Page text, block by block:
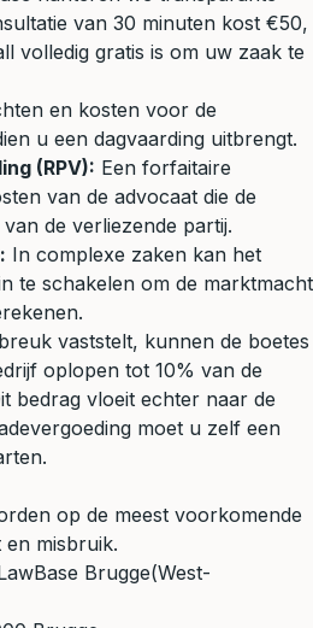
van 30 minuten kost €50,
volledig gratis is om uw zaak te
en kosten voor de
u een dagvaarding uitbrengt.
(RPV): Een forfaitaire
van de advocaat die de
de verliezende partij.
In complexe zaken kan het
te schakelen om de marktmacht
vaststelt, kunnen de boetes
oplopen tot 10% van de
bedrag vloeit echter naar de
moet u zelf een
op de meest voorkomende
misbruik.
Brugge(West-